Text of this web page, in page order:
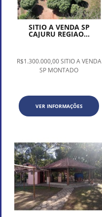
SITIO A VENDA SP
CAJURU REGIAO...
R$1.300.000,00 SITIO A VENDA
SP MONTADO
VER INFORMAÇÕES